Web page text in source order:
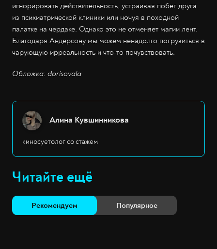
игнорировать действительность, устраивая побег друга
из психиатрической клиники или ночуя в походной
палатке на чердаке. Однако это не отменяет магии лент.
Благодаря Андерсону мы можем ненадолго погрузиться в
чарующую ирреальность и что-то почувствовать.
Обложка: dorisovala
Алина Кувшинникова
киносуетолог со стажем
Читайте ещё
Рекомендуем Популярное